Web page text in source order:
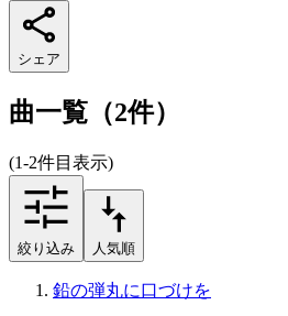
シェア
曲一覧（2件）
(1-2件目表示)
絞り込み 人気順
鉛の弾丸に口づけを